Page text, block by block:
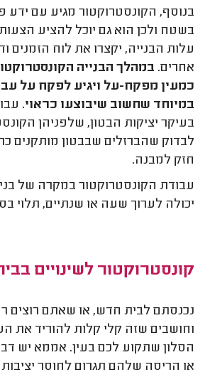
בנוסף, הקונסטרוקטור מגיע עם ידע
בשטח ולכן הוא גם יוכל להציע
עלות הבנייה, יקצרו את לוח הזמנים
אחרים. במהלך הבנייה
כמעין מפקח-על ויגיע לפקח על
במיוחד שחשוב שיבוצעו כראוי.
בעיקר יציקות הבטון, שלפניהן
לבדוק שהברזלים שבבטון מותקנים
חזק למבנה.
עבודת הקונסטרוקטור במקרה של
יכולה לערוך שעה או שנתיים, תלוי
קונסטרוקטור לשינויים
נכנסתם לבית חדש, או שאתם רוצים
וחושבים שזה קלי קלות להוריד את
הסלון שתקוע לכם בעין. אממא יש
או הריסה שלהם תגרום לחוסר